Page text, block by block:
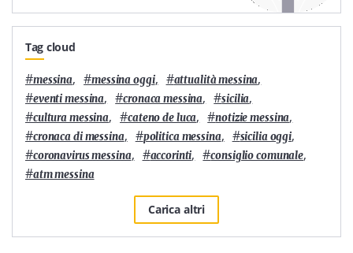
Tag cloud
#messina, #messina oggi, #attualità messina,
#eventi messina, #cronaca messina, #sicilia,
#cultura messina, #cateno de luca, #notizie messina,
#cronaca di messina, #politica messina, #sicilia oggi,
#coronavirus messina, #accorinti, #consiglio comunale,
#atm messina
Carica altri